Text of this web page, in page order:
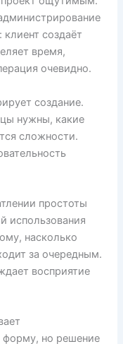
создаёт
время,
очевидно.
создание.
нужны, какие
сложности.
простоты
использования
насколько
за очередным.
восприятие
форму, но решение